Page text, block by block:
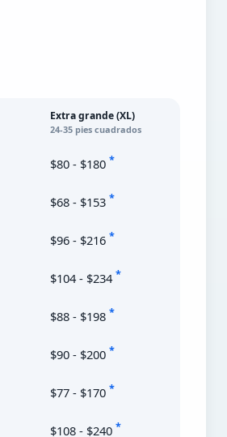
Extra grande (XL)
24-35 pies cuadrados
$80 - $180*
$68 - $153*
$96 - $216*
$104 - $234*
$88 - $198*
$90 - $200*
$77 - $170*
$108 - $240*